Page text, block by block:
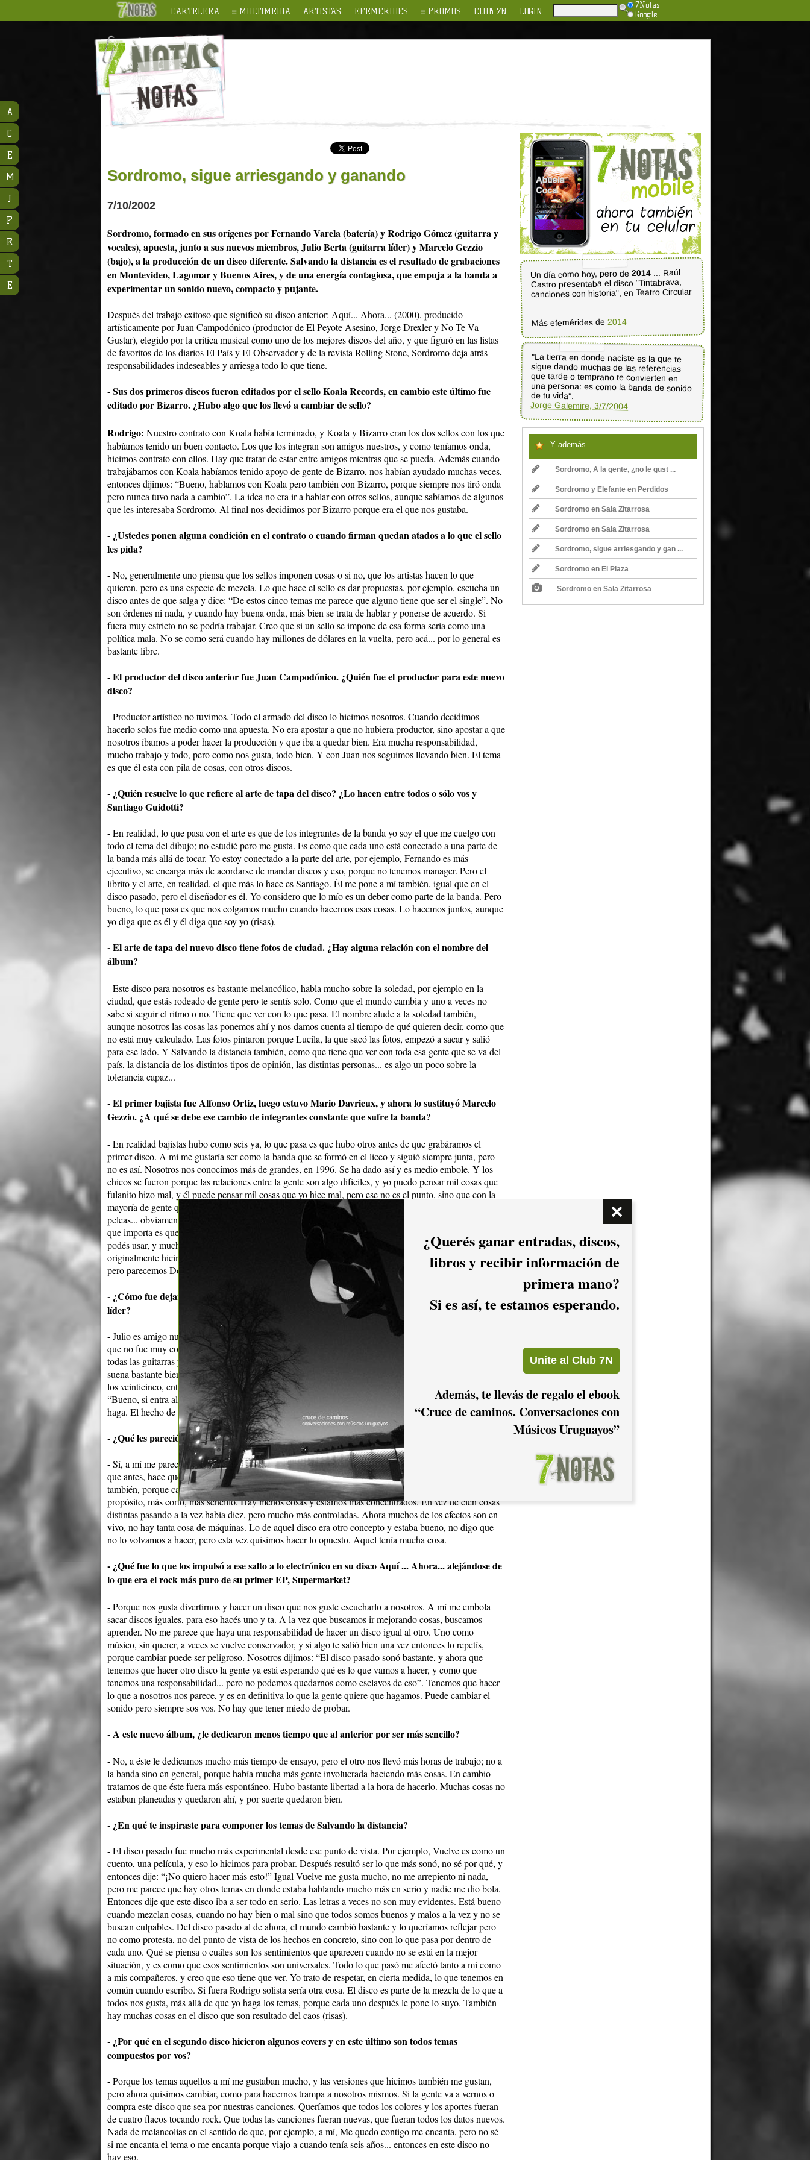
CARTELERA MULTIMEDIA ARTISTAS EFEMERIDES PROMOS CLUB 7N LOGIN
7Notas
Google
Sordromo, sigue arriesgando y ganando
7/10/2002
Sordromo, formado en sus orígenes por Fernando Varela (batería) y Rodrigo Gómez (guitarra y
vocales), apuesta, junto a sus nuevos miembros, Julio Berta (guitarra líder) y Marcelo Gezzio
(bajo), a la producción de un disco diferente. Salvando la distancia es el resultado de grabaciones
en Montevideo, Lagomar y Buenos Aires, y de una energía contagiosa, que empuja a la banda a
experimentar un sonido nuevo, compacto y pujante.
Después del trabajo exitoso que significó su disco anterior: Aquí... Ahora... (2000), producido
artísticamente por Juan Campodónico (productor de El Peyote Asesino, Jorge Drexler y No Te Va
Gustar), elegido por la crítica musical como uno de los mejores discos del año, y que figuró en las listas
de favoritos de los diarios El País y El Observador y de la revista Rolling Stone, Sordromo deja atrás
responsabilidades indeseables y arriesga todo lo que tiene.
-Sus dos primeros discos fueron editados por el sello Koala Records, en cambio este último fue
editado por Bizarro. ¿Hubo algo que los llevó a cambiar de sello?
Rodrigo: Nuestro contrato con Koala había terminado, y Koala y Bizarro eran los dos sellos con los que
habíamos tenido un buen contacto. Los que los integran son amigos nuestros, y como teníamos onda,
hicimos contrato con ellos. Hay que tratar de estar entre amigos mientras que se pueda. Además cuando
trabajábamos con Koala habíamos tenido apoyo de gente de Bizarro, nos habían ayudado muchas veces,
entonces dijimos: “Bueno, hablamos con Koala pero también con Bizarro, porque siempre nos tiró onda
pero nunca tuvo nada a cambio”. La idea no era ir a hablar con otros sellos, aunque sabíamos de algunos
que les interesaba Sordromo. Al final nos decidimos por Bizarro porque era el que nos gustaba.
- ¿Ustedes ponen alguna condición en el contrato o cuando firman quedan atados a lo que el sello
les pida?
- No, generalmente uno piensa que los sellos imponen cosas o si no, que los artistas hacen lo que
quieren, pero es una especie de mezcla. Lo que hace el sello es dar propuestas, por ejemplo, escucha un
disco antes de que salga y dice: “De estos cinco temas me parece que alguno tiene que ser el single”. No
son órdenes ni nada, y cuando hay buena onda, más bien se trata de hablar y ponerse de acuerdo. Si
fuera muy estricto no se podría trabajar. Creo que si un sello se impone de esa forma sería como una
política mala. No se como será cuando hay millones de dólares en la vuelta, pero acá... por lo general es
bastante libre.
-El productor del disco anterior fue Juan Campodónico. ¿Quién fue el productor para este nuevo
disco?
- Productor artístico no tuvimos. Todo el armado del disco lo hicimos nosotros. Cuando decidimos
hacerlo solos fue medio como una apuesta. No era apostar a que no hubiera productor, sino apostar a que
nosotros íbamos a poder hacer la producción y que iba a quedar bien. Era mucha responsabilidad,
mucho trabajo y todo, pero como nos gusta, todo bien. Y con Juan nos seguimos llevando bien. El tema
es que él esta con pila de cosas, con otros discos.
- ¿Quién resuelve lo que refiere al arte de tapa del disco? ¿Lo hacen entre todos o sólo vos y
Santiago Guidotti?
- En realidad, lo que pasa con el arte es que de los integrantes de la banda yo soy el que me cuelgo con
todo el tema del dibujo; no estudié pero me gusta. Es como que cada uno está conectado a una parte de
la banda más allá de tocar. Yo estoy conectado a la parte del arte, por ejemplo, Fernando es más
ejecutivo, se encarga más de acordarse de mandar discos y eso, porque no tenemos manager. Pero el
librito y el arte, en realidad, el que más lo hace es Santiago. Él me pone a mí también, igual que en el
disco pasado, pero el diseñador es él. Yo considero que lo mío es un deber como parte de la banda. Pero
bueno, lo que pasa es que nos colgamos mucho cuando hacemos esas cosas. Lo hacemos juntos, aunque
yo diga que es él y él diga que soy yo (risas).
- El arte de tapa del nuevo disco tiene fotos de ciudad. ¿Hay alguna relación con el nombre del
álbum?
- Este disco para nosotros es bastante melancólico, habla mucho sobre la soledad, por ejemplo en la
ciudad, que estás rodeado de gente pero te sentís solo. Como que el mundo cambia y uno a veces no
sabe si seguir el ritmo o no. Tiene que ver con lo que pasa. El nombre alude a la soledad también,
aunque nosotros las cosas las ponemos ahí y nos damos cuenta al tiempo de qué quieren decir, como que
no está muy calculado. Las fotos pintaron porque Lucila, la que sacó las fotos, empezó a sacar y salió
para ese lado. Y Salvando la distancia también, como que tiene que ver con toda esa gente que se va del
país, la distancia de los distintos tipos de opinión, las distintas personas... es algo un poco sobre la
tolerancia capaz...
- El primer bajista fue Alfonso Ortiz, luego estuvo Mario Davrieux, y ahora lo sustituyó Marcelo
Gezzio. ¿A qué se debe ese cambio de integrantes constante que sufre la banda?
- En realidad bajistas hubo como seis ya, lo que pasa es que hubo otros antes de que grabáramos el
primer disco. A mí me gustaría ser como la banda que se formó en el liceo y siguió siempre junta, pero
no es así. Nosotros nos conocimos más de grandes, en 1996. Se ha dado así y es medio embole. Y los
chicos se fueron porque las relaciones entre la gente son algo difíciles, y yo puedo pensar mil cosas que
fulanito hizo mal, y él puede pensar mil cosas que yo hice mal, pero ese no es el punto, sino que con la
mayoría de gente que nos dimos sigue estando todo bien. Fue por otras razones que se fueron. No hubo
peleas... obviamente roces hay, no vamos a decir que siempre está todo bien porque no es así, pero lo
que importa es que la gente que se va algo positivo te deja. Tenés como una mochila de cosas que las
podés usar, y muchas experiencias. Nos pasó de quedarnos yo y Fernando, que como somos lo que
originalmente hicimos la banda nos quedamos con ella, y es un embole, porque decís: “Somos la banda
pero parecemos Donato y Estéfano” (se ríe).
- ¿Cómo fue dejar de ser la única guitarra, para incorporar a Julio Berta como la nueva guitarra
líder?
- Julio es amigo nuestro y nos gusta como toca. Si nos peleamos ya sabemos cómo manejarnos, por lo
que no fue muy complicado. O sea, hubo diferencia con respecto a que yo en los demás discos grabé
todas las guitarras y en éste no grabé casi ninguna, entonces fue un gran cambio para mí. Pero creo que
suena bastante bien, yo pensé que iba ser más difícil. Yo toco la guitarra desde los ocho pero canto desde
los veinticinco, entonces es como mucho más cómodo para mí tocar la guitarra. Pero siempre dije:
“Bueno, si entra alguien más, que tenga libertad.” Si a nosotros nos gusta lo que hace, dejarlo que lo
haga. El hecho de que yo ya no estuviera solo podría haber sido un problema y no lo fue.
- ¿Qué les pareció el sonido de este nuevo disco? ¿Les parece que crecieron musicalmente?
- Sí, a mí me parece que en este disco el ser cuatro en vez de tres, y encima tener todos más experiencia
que antes, hace que sea como más directo y que suene mejor. A mí los discos anteriores me gustan
también, porque cada uno tiene sus cosas buenas, pero de éste lo que me gusta es que lo hicimos, a
propósito, más corto, más sencillo. Hay menos cosas y estamos más concentrados. En vez de cien cosas
distintas pasando a la vez había diez, pero mucho más controladas. Ahora muchos de los efectos son en
vivo, no hay tanta cosa de máquinas. Lo de aquel disco era otro concepto y estaba bueno, no digo que
no lo volvamos a hacer, pero esta vez quisimos hacer lo opuesto. Aquel tenía mucha cosa.
- ¿Qué fue lo que los impulsó a ese salto a lo electrónico en su disco Aquí ... Ahora... alejándose de
lo que era el rock más puro de su primer EP, Supermarket?
- Porque nos gusta divertirnos y hacer un disco que nos guste escucharlo a nosotros. A mí me embola
sacar discos iguales, para eso hacés uno y ta. A la vez que buscamos ir mejorando cosas, buscamos
aprender. No me parece que haya una responsabilidad de hacer un disco igual al otro. Uno como
músico, sin querer, a veces se vuelve conservador, y si algo te salió bien una vez entonces lo repetís,
porque cambiar puede ser peligroso. Nosotros dijimos: “El disco pasado sonó bastante, y ahora que
tenemos que hacer otro disco la gente ya está esperando qué es lo que vamos a hacer, y como que
tenemos una responsabilidad... pero no podemos quedarnos como esclavos de eso”. Tenemos que hacer
lo que a nosotros nos parece, y es en definitiva lo que la gente quiere que hagamos. Puede cambiar el
sonido pero siempre sos vos. No hay que tener miedo de probar.
- A este nuevo álbum, ¿le dedicaron menos tiempo que al anterior por ser más sencillo?
- No, a éste le dedicamos mucho más tiempo de ensayo, pero el otro nos llevó más horas de trabajo; no a
la banda sino en general, porque había mucha más gente involucrada haciendo más cosas. En cambio
tratamos de que éste fuera más espontáneo. Hubo bastante libertad a la hora de hacerlo. Muchas cosas no
estaban planeadas y quedaron ahí, y por suerte quedaron bien.
- ¿En qué te inspiraste para componer los temas de Salvando la distancia?
- El disco pasado fue mucho más experimental desde ese punto de vista. Por ejemplo, Vuelve es como un
cuento, una película, y eso lo hicimos para probar. Después resultó ser lo que más sonó, no sé por qué, y
entonces dije: “¡No quiero hacer más esto!” Igual Vuelve me gusta mucho, no me arrepiento ni nada,
pero me parece que hay otros temas en donde estaba hablando mucho más en serio y nadie me dio bola.
Entonces dije que este disco iba a ser todo en serio. Las letras a veces no son muy evidentes. Está bueno
cuando mezclan cosas, cuando no hay bien o mal sino que todos somos buenos y malos a la vez y no se
buscan culpables. Del disco pasado al de ahora, el mundo cambió bastante y lo queríamos reflejar pero
no como protesta, no del punto de vista de los hechos en concreto, sino con lo que pasa por dentro de
cada uno. Qué se piensa o cuáles son los sentimientos que aparecen cuando no se está en la mejor
situación, y es como que esos sentimientos son universales. Todo lo que pasó me afectó tanto a mí como
a mis compañeros, y creo que eso tiene que ver. Yo trato de respetar, en cierta medida, lo que tenemos en
común cuando escribo. Si fuera Rodrigo solista sería otra cosa. El disco es parte de la mezcla de lo que a
todos nos gusta, más allá de que yo haga los temas, porque cada uno después le pone lo suyo. También
hay muchas cosas en el disco que son resultado del caos (risas).
- ¿Por qué en el segundo disco hicieron algunos covers y en este último son todos temas
compuestos por vos?
- Porque los temas aquellos a mí me gustaban mucho, y las versiones que hicimos también me gustan,
pero ahora quisimos cambiar, como para hacernos trampa a nosotros mismos. Si la gente va a vernos o
compra este disco que sea por nuestras canciones. Queríamos que todos los colores y los aportes fueran
de cuatro flacos tocando rock. Que todas las canciones fueran nuevas, que fueran todos los datos nuevos.
Nada de melancolías en el sentido de que, por ejemplo, a mí, Me quedo contigo me encanta, pero no sé
si me encanta el tema o me encanta porque viajo a cuando tenía seis años... entonces en este disco no
hay eso.
Un día como hoy, pero de2014 ... Raúl
Castro presentaba el disco "Tintabrava,
canciones con historia", en Teatro Circular
Más efemérides de 2014
"La tierra en donde naciste es la que te
sigue dando muchas de las referencias
que tarde o temprano te convierten en
una persona: es como la banda de sonido
de tu vida".
Jorge Galemire, 3/7/2004
Y además...
Sordromo, A la gente, ¿no le gust ...
Sordromo y Elefante en Perdidos
Sordromo en Sala Zitarrosa
Sordromo en Sala Zitarrosa
Sordromo, sigue arriesgando y gan ...
Sordromo en El Plaza
Sordromo en Sala Zitarrosa
A
C
E
M
J
P
R
T
E
¿Querés ganar entradas, discos,
libros y recibir información de
primera mano?
Si es así, te estamos esperando.
Además, te llevás de regalo el ebook
“Cruce de caminos. Conversaciones con
Músicos Uruguayos”